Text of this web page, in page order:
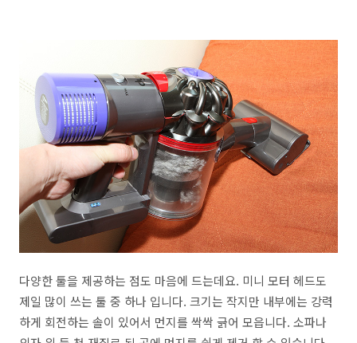
다양한 툴을 제공하는 점도 마음에 드는데요. 미니 모터 헤드도
제일 많이 쓰는 툴 중 하나 입니다. 크기는 작지만 내부에는 강력
하게 회전하는 솔이 있어서 먼지를 싹싹 긁어 모읍니다. 소파나